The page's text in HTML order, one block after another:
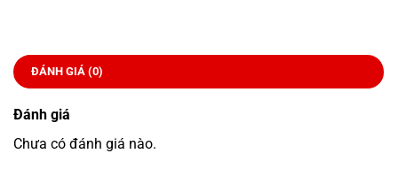
ĐÁNH GIÁ (0)
Đánh giá
Chưa có đánh giá nào.